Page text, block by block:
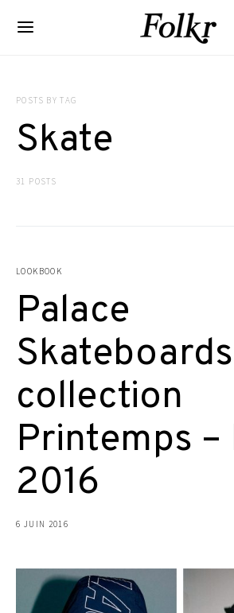
POSTS BY TAG
Skate
31 POSTS
LOOKBOOK
Palace
collection
Printemps –
2016
6 JUIN 2016